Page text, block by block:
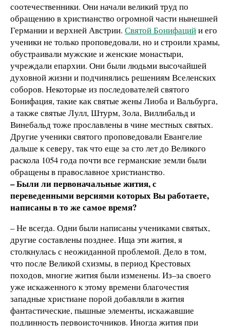
соотечественники. Они начали великий труд по
обращению в христианство огромной части нынешней
Германии и верхней Австрии. Святой Бонифацийи его
ученики не только проповедовали, но и строили храмы,
обустраивали мужские и женские монастыри,
учреждали епархии. Они были людьми высочайшей
духовной жизни и подчинялись решениям Вселенских
соборов. Некоторые из последователей святого
Бонифация, такие как святые жены Лиоба и Вальбурга,
а также святые Лулл, Штурм, Зола, Виллибальд и
Винебальд тоже прославлены в чине местных святых.
Другие ученики святого проповедовали Евангелие
дальше к северу, так что еще за сто лет до Великого
раскола 1054 года почти все германские земли были
обращены в православное христианство.
– Были ли первоначальные жития, с
переведенными версиями которых Вы работаете,
написаны в то же самое время?
– Не всегда. Одни были написаны учениками святых,
другие составлены позднее. Ища эти жития, я
столкнулась с неожиданной проблемой. Дело в том,
что после Великой схизмы, в период Крестовых
походов, многие жития были изменены. Из–за своего
уже искаженного к этому времени благочестия
западные христиане порой добавляли в жития
фантастические, пышные элементы, искажавшие
подлинность первоисточников. Иногда жития при